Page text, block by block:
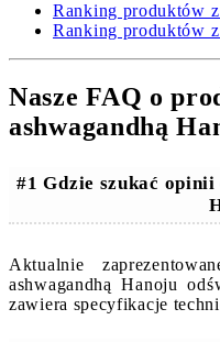
Ranking produktów
Ranking produktów
Nasze FAQ o
ashwagandhą
#1 Gdzie szukać
Aktualnie
ashwagandhą Hanoju
zawiera specyfikacje